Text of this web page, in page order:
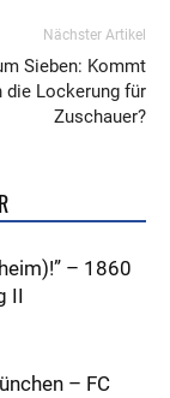
Nächster Artikel
Sieben: Kommt
die Lockerung für
Zuschauer?
– 1860
II
– FC